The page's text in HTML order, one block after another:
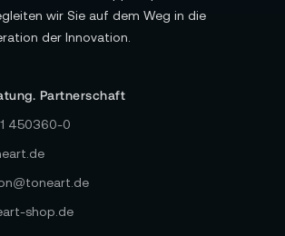
wir Sie auf dem Weg in die
der Innovation.
Partnerschaft
450360-0
shop.de